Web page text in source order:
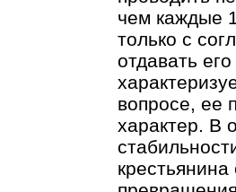
чем каждые
только с
отдавать
вопросе, ее
характер. В